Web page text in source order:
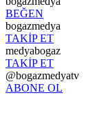
BEĞEN
bogazmedya
TAKİP ET
medyabogaz
TAKİP ET
@bogazmedyatv
ABONE OL